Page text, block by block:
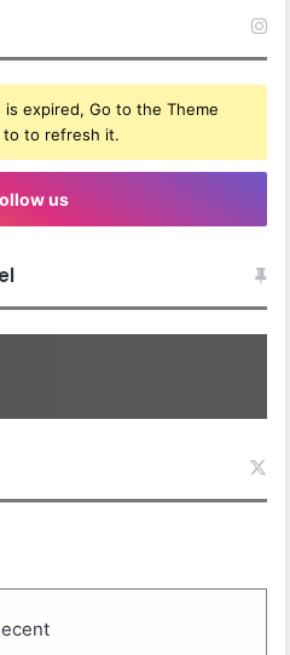
is expired, Go to the Theme
to to refresh it.
us